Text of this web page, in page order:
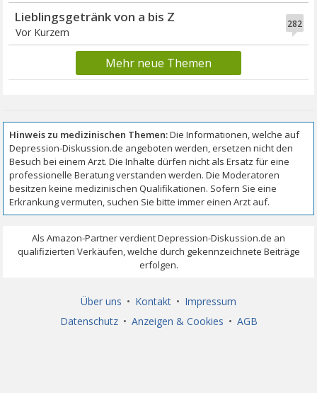
282
Lieblingsgetränk von a bis Z
Vor Kurzem
Mehr neue Themen
Über uns • Kontakt • Impressum
Datenschutz • Anzeigen & Cookies • AGB